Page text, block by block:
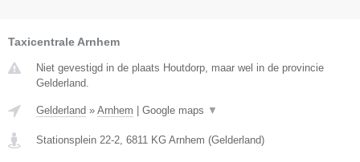
Taxicentrale Arnhem
Niet gevestigd in de plaats Houtdorp, maar wel in de provincie
Gelderland.
Gelderland » Arnhem Google maps ▼
Stationsplein 22-2 6811 KG Arnhem (Gelderland)